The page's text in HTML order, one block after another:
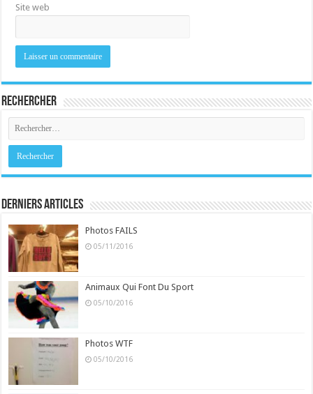
Site web
Rechercher
Derniers Articles
Photos FAILS
05/11/2016
Animaux Qui Font Du Sport
05/10/2016
Photos WTF
05/10/2016